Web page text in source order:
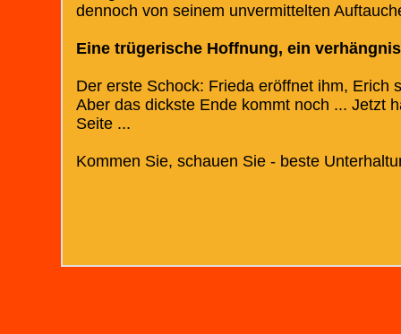
dennoch von seinem unvermittelten
Eine trügerische Hoffnung, ein
Der erste Schock: Frieda eröffnet ihm, Erich
Aber das dickste Ende kommt noch ... Jetzt
Seite ...
Kommen Sie, schauen Sie - beste